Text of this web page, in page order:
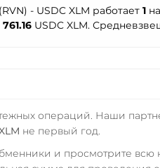
- USDC XLM работает 1
761.16USDC XLM.
операций. Наши
не первый год.
и просмотрите